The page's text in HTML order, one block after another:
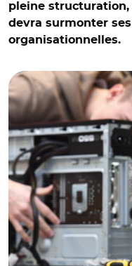
pleine structuration,
devra surmonter
organisationnelles.